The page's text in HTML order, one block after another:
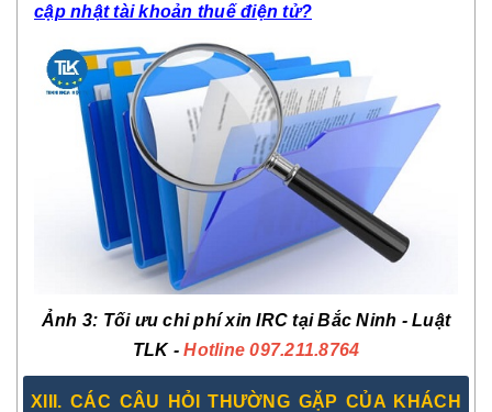
cập nhật tài khoản thuế điện tử?
Ảnh 3: Tối ưu chi phí xin IRC tại Bắc Ninh - Luật
TLK -Hotline 097.211.8764
XIII. CÁC CÂU HỎI THƯỜNG GẶP CỦA KHÁCH